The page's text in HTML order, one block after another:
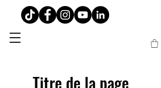
Titre de la page